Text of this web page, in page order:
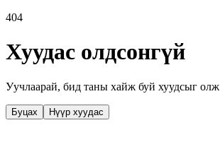
404
Хуудас олдсонгүй
Уучлаарай, бид таны хайж буй хуудсыг олж
Буцах Нүүр хуудас